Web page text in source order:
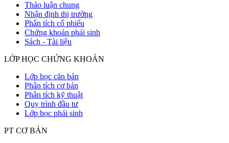
Thảo luận chung
Nhận định thị trường
Phân tích cổ phiếu
Chứng khoán phái sinh
Sách - Tài liệu
LỚP HỌC CHỨNG KHOÁN
Lớp học căn bản
Phân tích cơ bản
Phân tích kỹ thuật
Quy trình đầu tư
Lớp học phái sinh
PT CƠ BẢN